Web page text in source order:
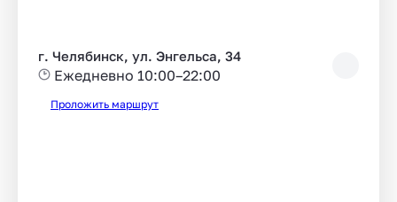
г. Челябинск, ул. Энгельса, 34
Ежедневно 10:00–22:00
Проложить маршрут